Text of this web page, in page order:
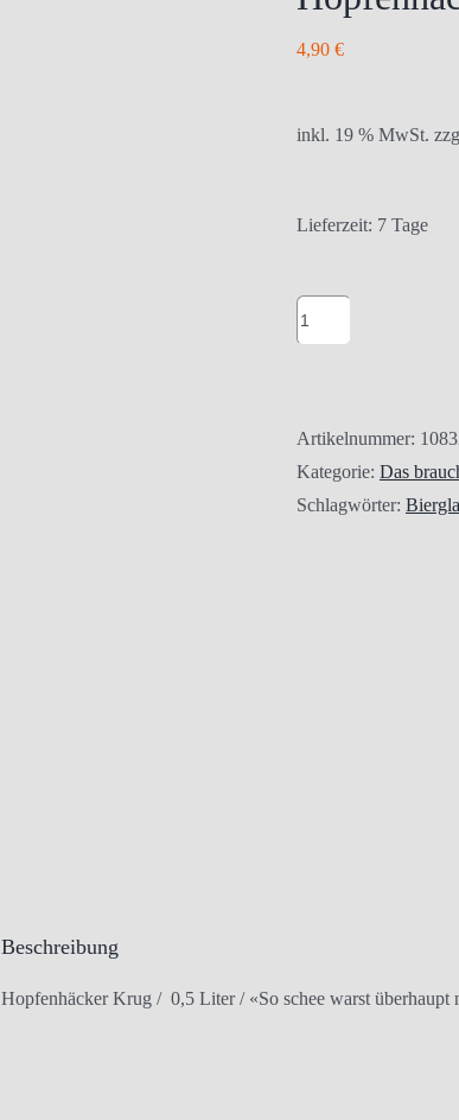
4,90 €
inkl. 19 % MwSt.
Lieferzeit: 7 Tage
Hopfenhäcker
Krug
Menge
Artikelnummer:
Kategorie: Das
Schlagwörter:
Beschreibung
Hopfenhäcker Krug / 0,5 Liter / «So schee warst überhaupt